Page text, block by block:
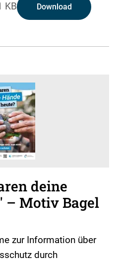
KB Download
deine
– Motiv Bagel
zur Information über
durch